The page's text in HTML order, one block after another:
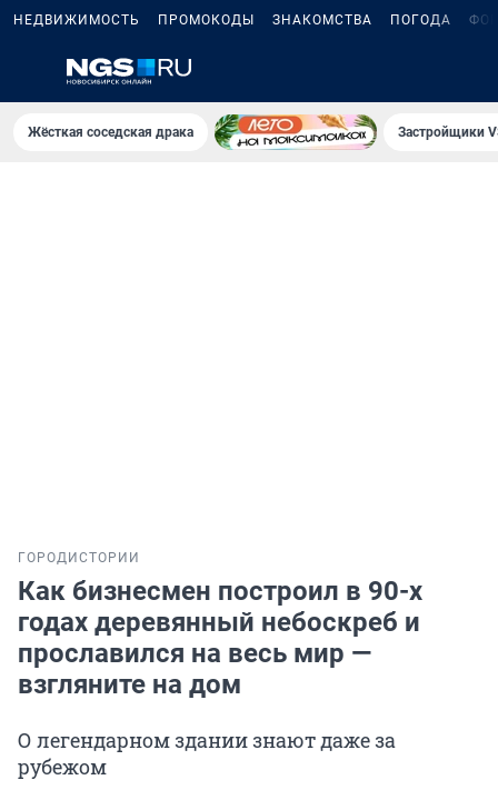
НЕДВИЖИМОСТЬ ПРОМОКОДЫ ЗНАКОМСТВА ПОГОДА
Жёсткая соседская драка Застройщики
ГОРОД ИСТОРИИ
Как бизнесмен построил в 90-х
годах деревянный небоскреб и
прославился на весь мир —
взгляните на дом
О легендарном здании знают даже за
рубежом